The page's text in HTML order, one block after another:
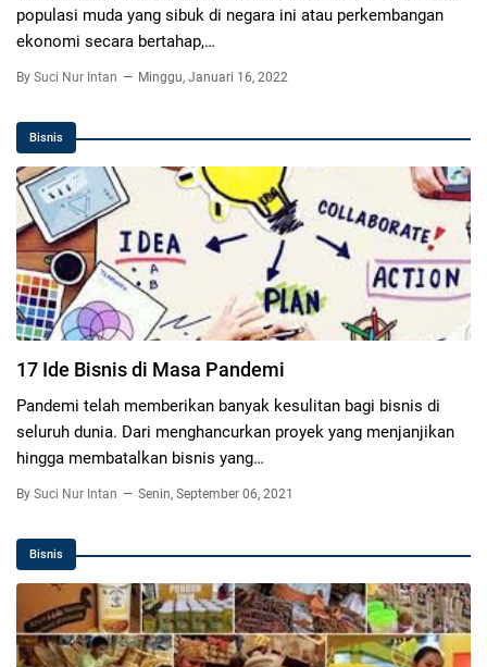
populasi muda yang sibuk di negara ini atau perkembangan
ekonomi secara bertahap,…
By Suci Nur Intan Minggu, Januari 16, 2022
Bisnis
17 Ide Bisnis di Masa Pandemi
Pandemi telah memberikan banyak kesulitan bagi bisnis di
seluruh dunia. Dari menghancurkan proyek yang menjanjikan
hingga membatalkan bisnis yang…
By Suci Nur Intan Senin, September 06, 2021
Bisnis